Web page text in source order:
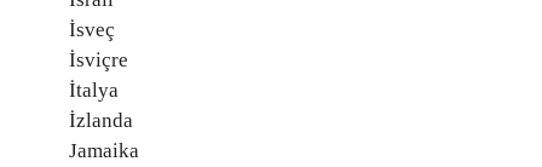
İsveç
İsviçre
İtalya
İzlanda
Jamaika